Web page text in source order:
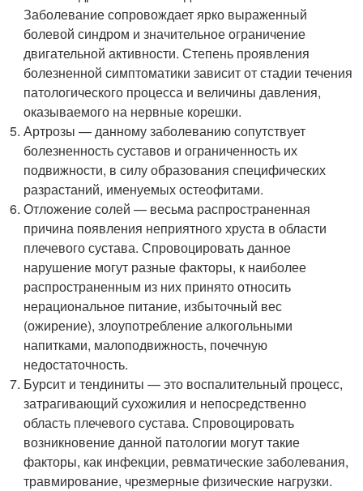
Заболевание сопровождает ярко выраженный
болевой синдром и значительное ограничение
двигательной активности. Степень проявления
болезненной симптоматики зависит от стадии течения
патологического процесса и величины давления,
оказываемого на нервные корешки.
Артрозы — данному заболеванию сопутствует
болезненность суставов и ограниченность их
подвижности, в силу образования специфических
разрастаний, именуемых остеофитами.
Отложение солей — весьма распространенная
причина появления неприятного хруста в области
плечевого сустава. Спровоцировать данное
нарушение могут разные факторы, к наиболее
распространенным из них принято относить
нерациональное питание, избыточный вес
(ожирение), злоупотребление алкогольными
напитками, малоподвижность, почечную
недостаточность.
Бурсит и тендиниты — это воспалительный процесс,
затрагивающий сухожилия и непосредственно
область плечевого сустава. Спровоцировать
возникновение данной патологии могут такие
факторы, как инфекции, ревматические заболевания,
травмирование, чрезмерные физические нагрузки.